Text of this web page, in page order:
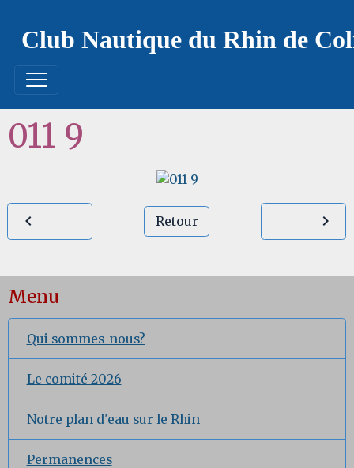
Club Nautique du Rhin de
011 9
Retour
Menu
Qui sommes-nous?
Le comité 2026
Notre plan d'eau sur le Rhin
Permanences